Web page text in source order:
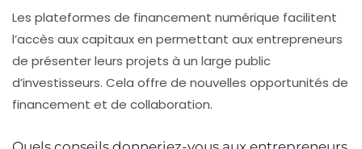
Les plateformes de financement numérique facilitent
l’accès aux capitaux en permettant aux entrepreneurs
de présenter leurs projets à un large public
d’investisseurs. Cela offre de nouvelles opportunités de
financement et de collaboration.